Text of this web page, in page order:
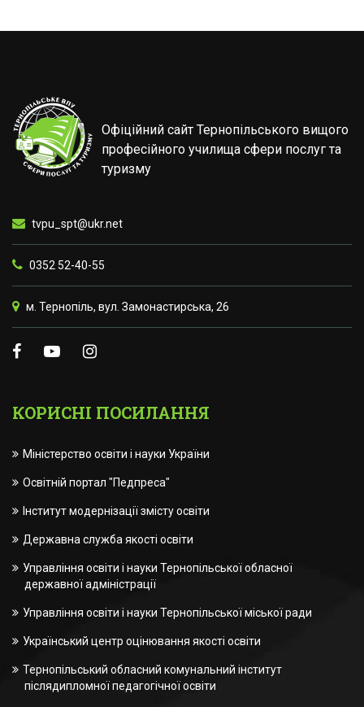
Офіційний сайт Тернопільського вищого
професійного училища сфери послуг та
туризму
tvpu_spt@ukr.net
0352 52-40-55
м. Тернопіль, вул. Замонастирська, 26
КОРИСНІ ПОСИЛАННЯ
Міністерство освіти і науки України
Освітній портал "Педпреса"
Інститут модернізації змісту освіти
Державна служба якості освіти
Управління освіти і науки Тернопільської обласної
державної адміністрації
Управління освіти і науки Тернопільської міської ради
Український центр оцінювання якості освіти
Тернопільський обласний комунальний інститут
післядипломної педагогічної освіти